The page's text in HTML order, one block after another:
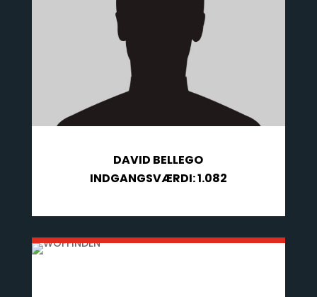
DAVID BELLEGO
INDGANGSVÆRDI: 1.082